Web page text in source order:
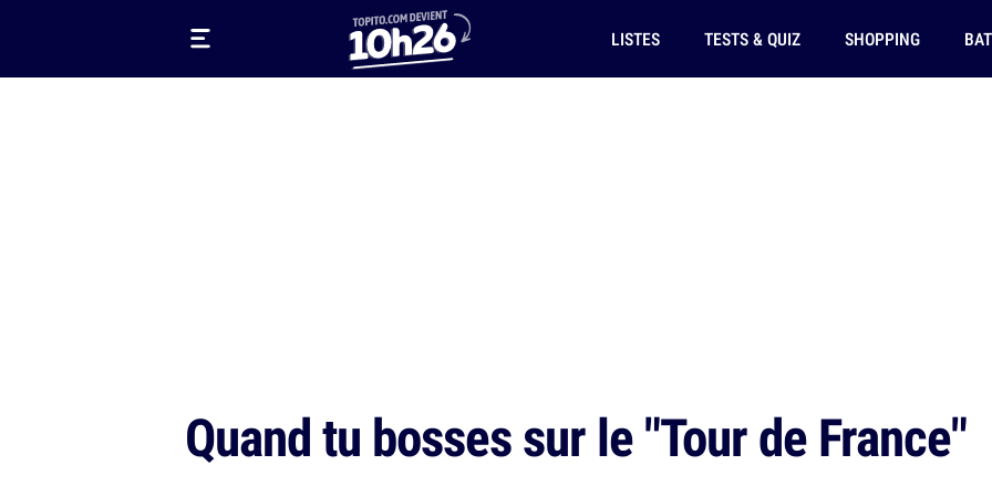
LISTES TESTS & QUIZ SHOPPING
Quand tu bosses sur le "Tour de France"